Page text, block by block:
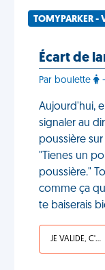
TOMYPARKER -
Écart de
Par boulette
Aujourd'hui,
signaler au
poussière
"Tienes un
poussière."
comme ça
te baiserais
JE VALIDE, C'EST UNE VDM